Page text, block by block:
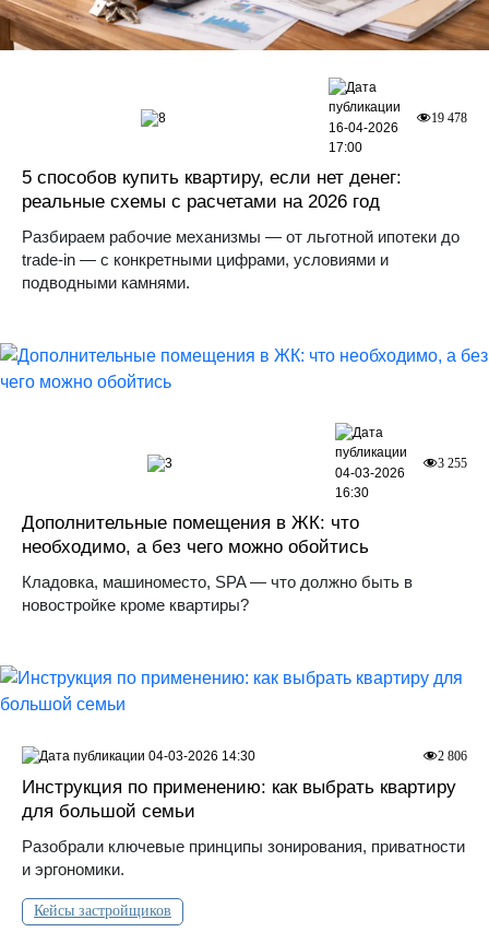
5 способов купить квартиру, если нет денег:
реальные схемы с расчетами на 2026 год
Разбираем рабочие механизмы — от льготной ипотеки до
trade-in — с конкретными цифрами, условиями и
подводными камнями.
8 19 478
16-04-2026
17:00
Дополнительные помещения в ЖК: что
необходимо, а без чего можно обойтись
Кладовка, машиноместо, SPA — что должно быть в
новостройке кроме квартиры?
3 3 255
04-03-2026
16:30
Инструкция по применению: как выбрать квартиру
для большой семьи
Разобрали ключевые принципы зонирования, приватности
и эргономики.
Кейсы застройщиков
2 806
04-03-2026 14:30